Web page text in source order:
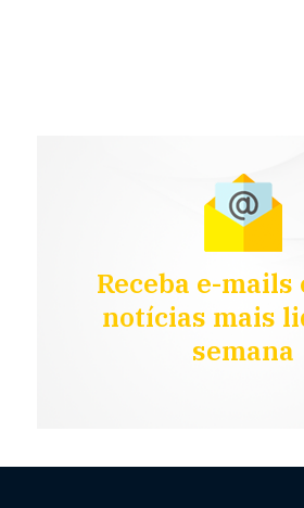
Receba e-mails
notícias mais
semana